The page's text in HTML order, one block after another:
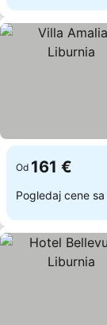
Od 161 €
Pogledaj cene sa